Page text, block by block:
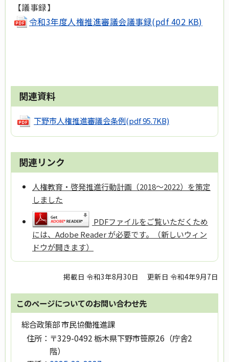
【議事録】
令和3年度人権推進審議会議事録(pdf 402 KB)
関連資料
下野市人権推進審議会条例(pdf 95.7KB)
関連リンク
人権教育・啓発推進行動計画（2018～2022）を策定
しました
PDFファイルをご覧いただくため
には、Adobe Reader が必要です。（新しいウィン
ドウが開きます）
掲載日 令和3年8月30日 更新日 令和4年9月7日
このページについてのお問い合わせ先
総合政策部 市民協働推進課
住所： 〒329-0492 栃木県下野市笹原26（庁舎2
階）